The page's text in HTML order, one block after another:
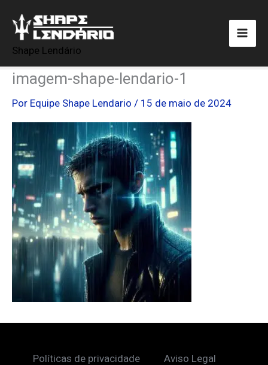
para
conteúdo
Shape Lendário
imagem-shape-lendario-1
Por Equipe Shape Lendario / 15 de maio de 2024
Políticas de privacidade
Aviso Legal